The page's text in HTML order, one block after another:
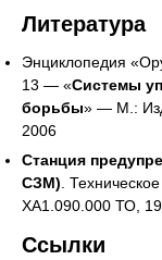
Литература
Энциклопедия
13 — «Системы
борьбы» — М.:
2006
Станция
СЗМ) .
ХА1.090.000 ТО,
Ссылки